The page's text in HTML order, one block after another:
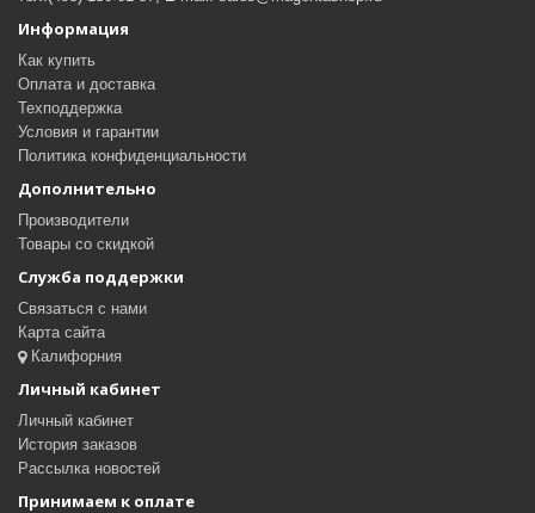
Информация
Как купить
Оплата и доставка
Техподдержка
Условия и гарантии
Политика конфиденциальности
Дополнительно
Производители
Товары со скидкой
Служба поддержки
Связаться с нами
Карта сайта
Калифорния
Личный кабинет
Личный кабинет
История заказов
Рассылка новостей
Принимаем к оплате